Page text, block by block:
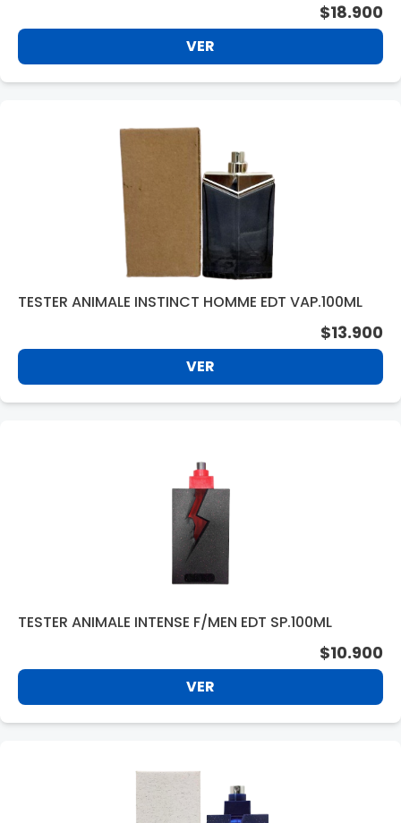
$18.900
VER
TESTER ANIMALE INSTINCT HOMME EDT VAP.100ML
$13.900
VER
TESTER ANIMALE INTENSE F/MEN EDT SP.100ML
$10.900
VER